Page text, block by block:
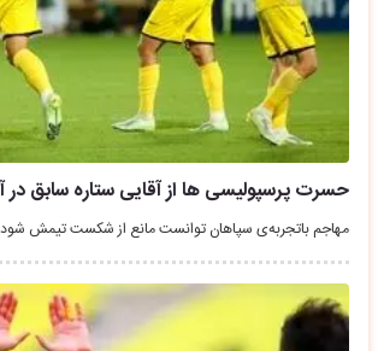
حسرت پرسپولیسی ها از آقایی ستاره سابق در
مهاجم باتجربه‌ی سپاهان توانست مانع از شکست تیمش